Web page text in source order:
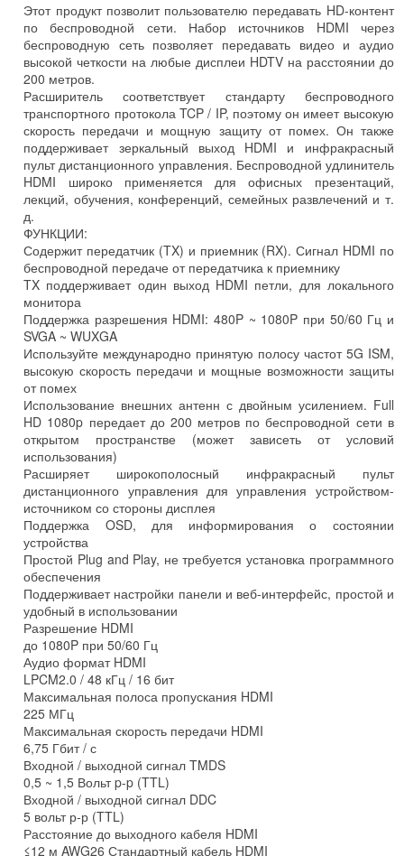
Этот продукт позволит пользователю передавать HD-контент
по беспроводной сети. Набор источников HDMI через
беспроводную сеть позволяет передавать видео и аудио
высокой четкости на любые дисплеи HDTV на расстоянии до
200 метров.
Расширитель соответствует стандарту беспроводного
транспортного протокола TCP / IP, поэтому он имеет высокую
скорость передачи и мощную защиту от помех. Он также
поддерживает зеркальный выход HDMI и инфракрасный
пульт дистанционного управления. Беспроводной удлинитель
HDMI широко применяется для офисных презентаций,
лекций, обучения, конференций, семейных развлечений и т.
д.
ФУНКЦИИ:
Содержит передатчик (TX) и приемник (RX). Сигнал HDMI по
беспроводной передаче от передатчика к приемнику
TX поддерживает один выход HDMI петли, для локального
монитора
Поддержка разрешения HDMI: 480P ~ 1080P при 50/60 Гц и
SVGA ~ WUXGA
Используйте международно принятую полосу частот 5G ISM,
высокую скорость передачи и мощные возможности защиты
от помех
Использование внешних антенн с двойным усилением. Full
HD 1080p передает до 200 метров по беспроводной сети в
открытом пространстве (может зависеть от условий
использования)
Расширяет широкополосный инфракрасный пульт
дистанционного управления для управления устройством-
источником со стороны дисплея
Поддержка OSD, для информирования о состоянии
устройства
Простой Plug and Play, не требуется установка программного
обеспечения
Поддерживает настройки панели и веб-интерфейс, простой и
удобный в использовании
Разрешение HDMI
до 1080P при 50/60 Гц
Аудио формат HDMI
LPCM2.0 / 48 кГц / 16 бит
Максимальная полоса пропускания HDMI
225 МГц
Максимальная скорость передачи HDMI
6,75 Гбит / с
Входной / выходной сигнал TMDS
0,5 ~ 1,5 Вольт p-p (TTL)
Входной / выходной сигнал DDC
5 вольт р-р (TTL)
Расстояние до выходного кабеля HDMI
≤12 м AWG26 Стандартный кабель HDMI